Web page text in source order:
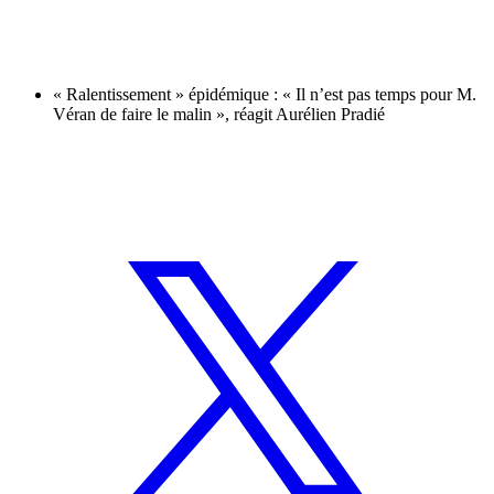
« Ralentissement » épidémique : « Il n’est pas temps pour M.
Véran de faire le malin », réagit Aurélien Pradié